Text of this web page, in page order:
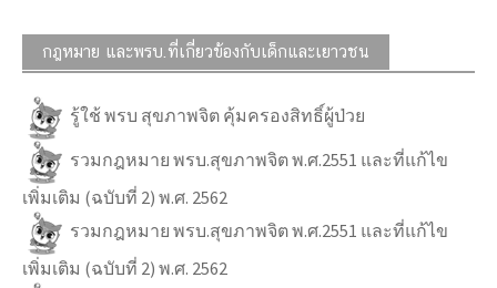
กฎหมาย และพรบ.ที่เกี่ยวข้องกับเด็กและเยาวชน
รู้ใช้ พรบ สุขภาพจิต คุ้มครองสิทธิ์ผู้ป่วย
รวมกฎหมาย พรบ.สุขภาพจิต พ.ศ.2551 และที่แก้ไข
เพิ่มเติม (ฉบับที่ 2) พ.ศ. 2562
รวมกฎหมาย พรบ.สุขภาพจิต พ.ศ.2551 และที่แก้ไข
เพิ่มเติม (ฉบับที่ 2) พ.ศ. 2562